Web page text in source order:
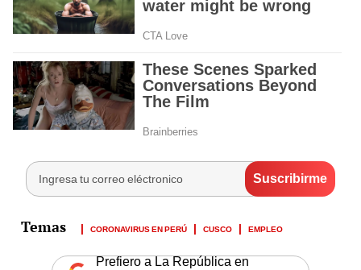
CORONAVIRUS EN PERÚ CUSCO EMPLEO
Prefiero a La República en